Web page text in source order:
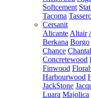
Softcement
Tacoma
Cersanit
Alicante Altair
Berkana Borgo
Chance Chantal
Concretewood
Finwood
Harbourwood
JackStone
Luara Majolica